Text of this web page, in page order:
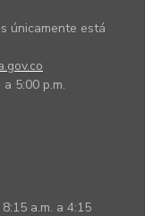
únicamente está
5:00 p.m.
a.m. a 4:15